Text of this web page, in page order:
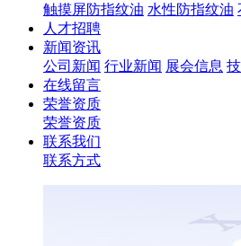
触摸屏防指纹油 水性防指纹油
人才招聘
新闻资讯
公司新闻 行业新闻 展会信息
在线留言
荣誉资质
荣誉资质
联系我们
联系方式